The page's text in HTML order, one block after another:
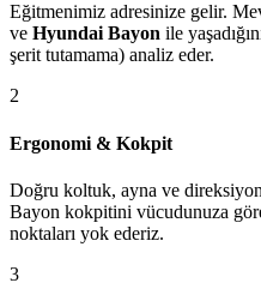
Eğitmenimiz adresinize gelir.
ve Hyundai Bayon ile
şerit tutamama) analiz eder.
2
Ergonomi & Kokpit
Doğru koltuk, ayna ve
Bayon kokpitini vücudunuza
noktaları yok ederiz.
3